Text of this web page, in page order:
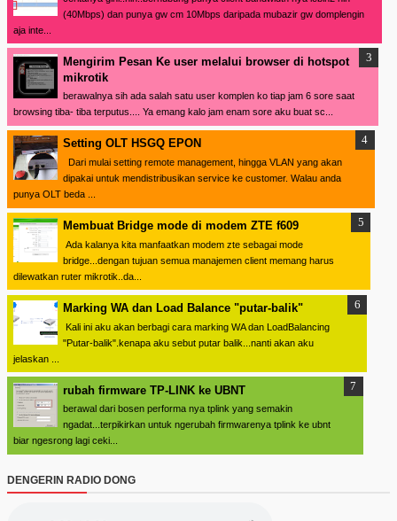
(40Mbps) dan punya gw cm 10Mbps daripada mubazir gw domplengin
aja inte...
Mengirim Pesan Ke user melalui browser di hotspot
mikrotik
berawalnya sih ada salah satu user komplen ko tiap jam 6 sore saat
browsing tiba- tiba terputus.... Ya emang kalo jam enam sore aku buat sc...
Setting OLT HSGQ EPON
Dari mulai setting remote management, hingga VLAN yang akan
dipakai untuk mendistribusikan service ke customer. Walau anda
punya OLT beda ...
Membuat Bridge mode di modem ZTE f609
Ada kalanya kita manfaatkan modem zte sebagai mode
bridge...dengan tujuan semua manajemen client memang harus
dilewatkan ruter mikrotik..da...
Marking WA dan Load Balance "putar-balik"
Kali ini aku akan berbagi cara marking WA dan LoadBalancing
"Putar-balik".kenapa aku sebut putar balik...nanti akan aku
jelaskan ...
rubah firmware TP-LINK ke UBNT
berawal dari bosen performa nya tplink yang semakin
ngadat...terpikirkan untuk ngerubah firmwarenya tplink ke ubnt
biar ngesrong lagi ceki...
DENGERIN RADIO DONG